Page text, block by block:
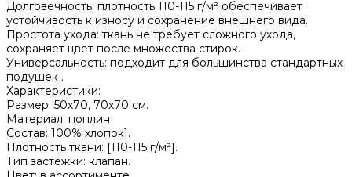
Долговечность: плотность 110-115 г/м² обеспечивает
устойчивость к износу и сохранение внешнего вида.
Простота ухода: ткань не требует сложного ухода,
сохраняет цвет после множества стирок.
Универсальность: подходит для большинства стандартных
подушек .
Характеристики:
Размер: 50х70, 70х70 см.
Материал: поплин
Состав: 100% хлопок].
Плотность ткани: [110-115 г/м²].
Тип застёжки: клапан.